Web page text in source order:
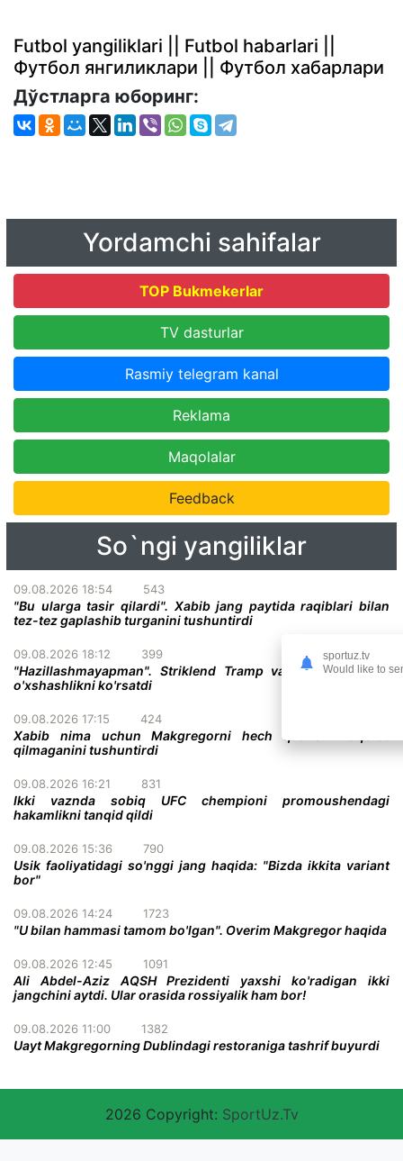
Futbol yangiliklari || Futbol habarlari ||
Футбол янгиликлари || Футбол хабарлари
Дўстларга юборинг:
Yordamchi sahifalar
TOP Bukmekerlar
TV dasturlar
Rasmiy telegram kanal
Reklama
Maqolalar
Feedback
So`ngi yangiliklar
09.08.2026 18:54 543
"Bu ularga tasir qilardi". Xabib jang paytida raqiblari bilan
tez-tez gaplashib turganini tushuntirdi
09.08.2026 18:12 399
"Hazillashmayapman". Striklend Tramp va Gitler o'rtasida
o'xshashlikni ko'rsatdi
09.08.2026 17:15 424
Xabib nima uchun Makgregorni hech qachon haqorat
qilmaganini tushuntirdi
09.08.2026 16:21 831
Ikki vaznda sobiq UFC chempioni promoushendagi
hakamlikni tanqid qildi
09.08.2026 15:36 790
Usik faoliyatidagi so'nggi jang haqida: "Bizda ikkita variant
bor"
09.08.2026 14:24 1723
"U bilan hammasi tamom bo'lgan". Overim Makgregor haqida
09.08.2026 12:45 1091
Ali Abdel-Aziz AQSH Prezidenti yaxshi ko'radigan ikki
jangchini aytdi. Ular orasida rossiyalik ham bor!
09.08.2026 11:00 1382
Uayt Makgregorning Dublindagi restoraniga tashrif buyurdi
2026 Copyright: SportUz.Tv
sportuz.tv
Would like to